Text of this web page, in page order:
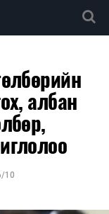
албан
10